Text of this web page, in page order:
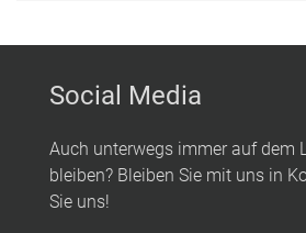
Social Media
Auch unterwegs immer auf dem
bleiben? Bleiben Sie mit uns in
Sie uns!